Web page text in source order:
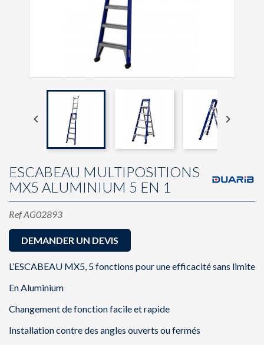
 
ESCABEAU MULTIPOSITIONS
MX5 ALUMINIUM 5 EN 1
RefAG02893
DEMANDER UN DEVIS
L’ESCABEAU MX5, 5 fonctions pour une efficacité sans limite
En Aluminium
Changement de fonction facile et rapide
Installation contre des angles ouverts ou fermés